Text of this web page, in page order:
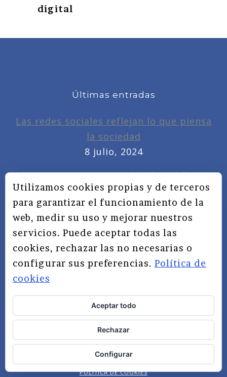
digital
Últimas entradas
Las redes sociales reflejan lo que piensa
la sociedad
8 julio, 2024
Claves para gestionar el trabajo híbrido
7 noviembre, 2022
Privacidad, redes sociales y educación
3 septiembre, 2019
TÉRMINOS Y CONDICIONES
POLÍTICA DE PRIVACIDAD
POLÍTICA DE COOKIES
Utilizamos cookies propias y de terceros
para garantizar el funcionamiento de la
web, medir su uso y mejorar nuestros
servicios. Puede aceptar todas las
cookies, rechazar las no necesarias o
configurar sus preferencias. Política de
cookies
Aceptar todo
Rechazar
Configurar